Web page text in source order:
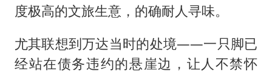
度极高的文旅生意，的确耐人寻味。
尤其联想到万达当时的处境——一只脚已
经站在债务违约的悬崖边，让人不禁怀